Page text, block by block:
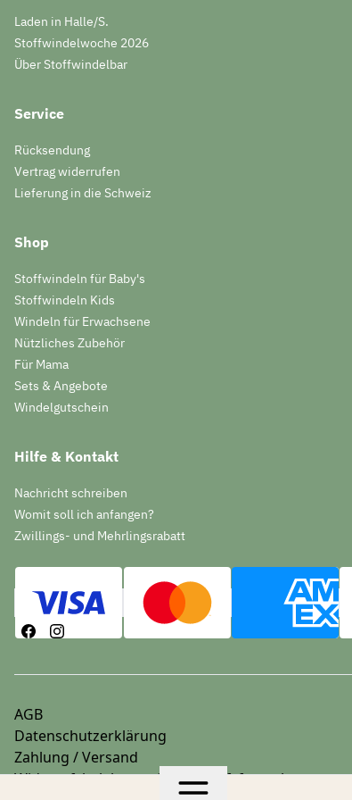
Laden in Halle/S.
Stoffwindelwoche 2026
Über Stoffwindelbar
Service
Rücksendung
Vertrag widerrufen
Lieferung in die Schweiz
Shop
Stoffwindeln für Baby's
Stoffwindeln Kids
Windeln für Erwachsene
Nützliches Zubehör
Für Mama
Sets & Angebote
Windelgutschein
Hilfe & Kontakt
Nachricht schreiben
Womit soll ich anfangen?
Zwillings- und Mehrlingsrabatt
AGB
Datenschutzerklärung
Zahlung / Versand
Widerrufsbelehrung & Widerrufsformular